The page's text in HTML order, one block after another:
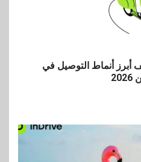
أبرز أنماط التوصيل في